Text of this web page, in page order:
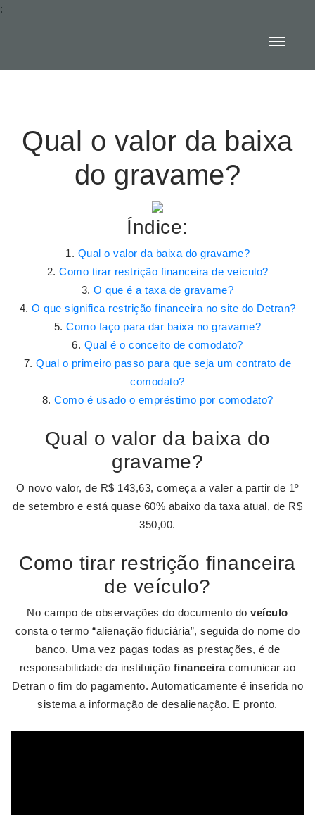
:
Qual o valor da baixa
do gravame?
Índice:
Qual o valor da baixa do gravame?
Como tirar restrição financeira de veículo?
O que é a taxa de gravame?
O que significa restrição financeira no site do Detran?
Como faço para dar baixa no gravame?
Qual é o conceito de comodato?
Qual o primeiro passo para que seja um contrato de
comodato?
Como é usado o empréstimo por comodato?
Qual o valor da baixa do
gravame?
O novo valor, de R$ 143,63, começa a valer a partir de 1º
de setembro e está quase 60% abaixo da taxa atual, de R$
350,00.
Como tirar restrição financeira
de veículo?
No campo de observações do documento doveículo
consta o termo “alienação fiduciária”, seguida do nome do
banco. Uma vez pagas todas as prestações, é de
responsabilidade da instituição financeiracomunicar ao
Detran o fim do pagamento. Automaticamente é inserida no
sistema a informação de desalienação. E pronto.